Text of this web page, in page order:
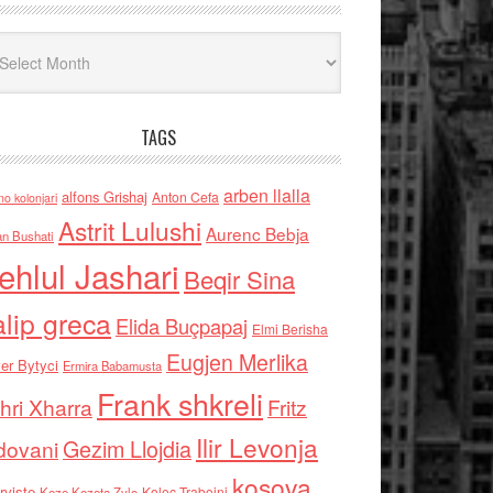
TAGS
kolonjari alfons Grishaj Anton Cefa arben llalla
Bushati Astrit Lulushi Aurenc Bebja
Jashari Beqir Sina
grecaElida Buçpapaj Elmi Berisha
Bytyci Ermira Babamusta Eugjen Merlika
Xharra Frank shkreli Fritz
Gezim Llojdia Ilir Levonja